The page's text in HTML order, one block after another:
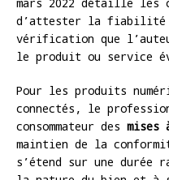
d’attester la fiabilité
vérification que
le produit ou service
Pour les produits
connectés, le
consommateur des mises
maintien de la
s’étend sur une durée